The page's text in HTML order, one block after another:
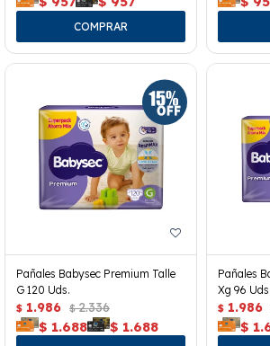
Pañales Babysec Premium Talle
G 120 Uds.
$ 1.986 $ 2.336
$ 1.688 $ 1.688
Pañales
Xg 96 Uds.
$ 1.986
$